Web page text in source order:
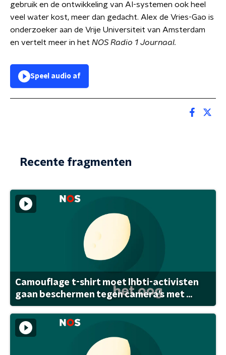
gebruik en de ontwikkeling van AI-systemen ook heel
veel water kost, meer dan gedacht. Alex de Vries-Gao is
onderzoeker aan de Vrije Universiteit van Amsterdam
en vertelt meer in het NOS Radio 1 Journaal.
Speel audio af
Recente fragmenten
Camouflage t-shirt moet lhbti-activisten
gaan beschermen tegen camera's met ...